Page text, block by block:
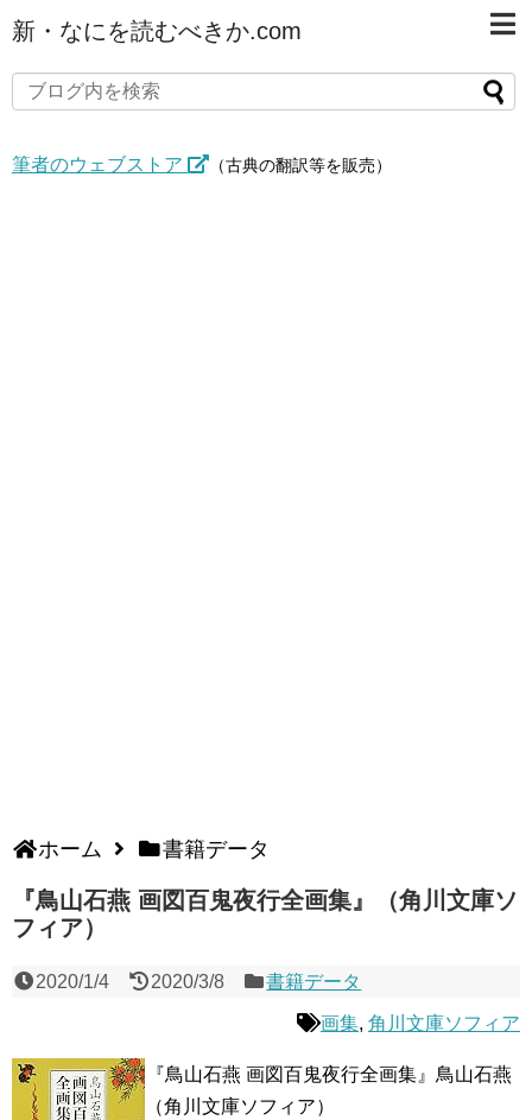
新・なにを読むべきか.com
筆者のウェブストア （古典の翻訳等を販売）
ホーム 書籍データ
『鳥山石燕 画図百鬼夜行全画集』（角川文庫ソ
フィア）
2020/1/4 2020/3/8 書籍データ
画集, 角川文庫ソフィア
『鳥山石燕 画図百鬼夜行全画集』鳥山石燕
（角川文庫ソフィア）